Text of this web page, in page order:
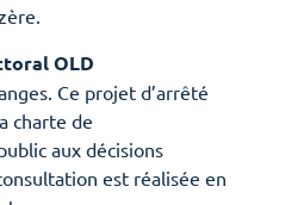
OLD
Ce projet d’arrêté
charte de
aux décisions
est réalisée en